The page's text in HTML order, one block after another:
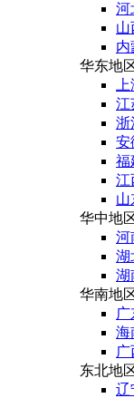
河
山
内
华东地
江
浙
安
福
江
山
华中地
河
湖
湖
华南地
广
海
广
东北地
辽